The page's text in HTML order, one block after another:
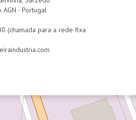
AGN - Portugal
(chamada para a rede fixa